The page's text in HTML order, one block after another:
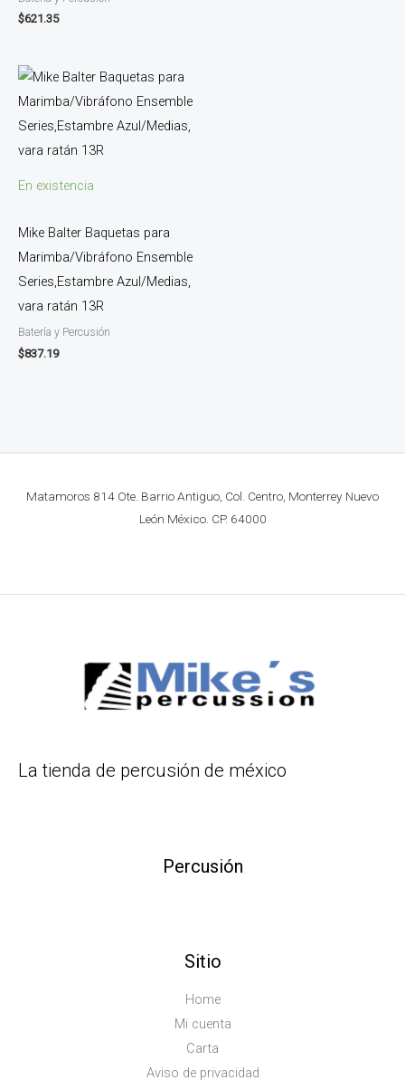
$621.35
En existencia
Mike Balter Baquetas para
Marimba/Vibráfono Ensemble
Series,Estambre Azul/Medias,
vara ratán 13R
Batería y Percusión
$837.19
Matamoros 814 Ote. Barrio Antiguo, Col. Centro, Monterrey Nuevo
León México. CP. 64000
La tienda de percusión de méxico
Percusión
Sitio
Home
Mi cuenta
Carta
Aviso de privacidad